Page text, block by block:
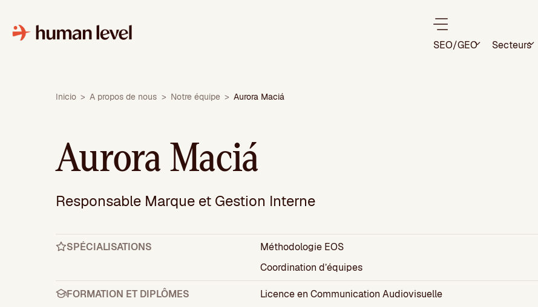
contenu
SEO/GEO Secteurs
Inicio > A propos de nous > Notre équipe > Aurora Maciá
Aurora Maciá
Responsable Marque et Gestion Interne
SPÉCIALISATIONS
Méthodologie EOS
Coordination d’équipes
FORMATION ET DIPLÔMES
Licence en Communication Audiovisuelle